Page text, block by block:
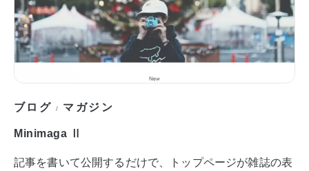
ブログ / マガジン
Minimaga Ⅱ
記事を書いて公開するだけで、トップページが雑誌の表